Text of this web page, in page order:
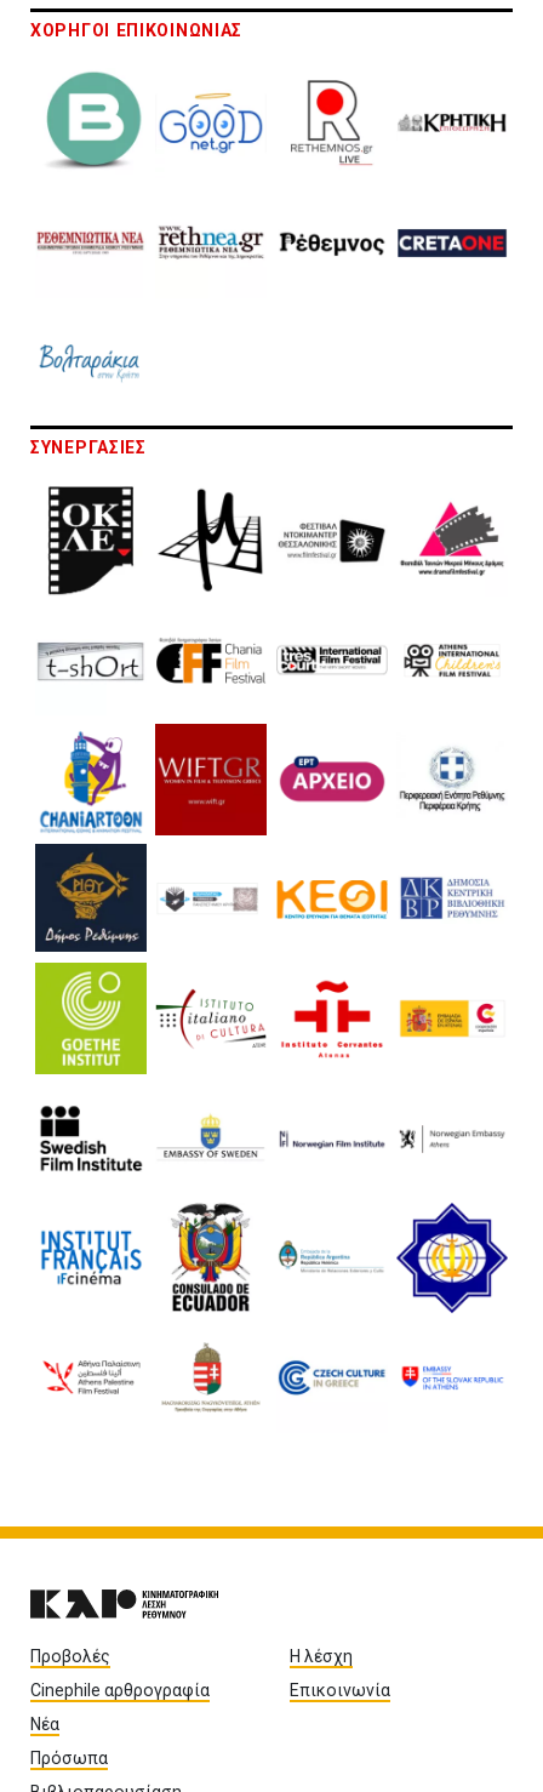
ΧΟΡΗΓΟΙ ΕΠΙΚΟΙΝΩΝΙΑΣ
ΣΥΝΕΡΓΑΣΙΕΣ
Προβολές
Cinephile αρθρογραφία
Νέα
Πρόσωπα
Η λέσχη
Επικοινωνία